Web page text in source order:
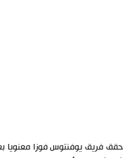
حقق فريق يوفنتوس فوزا معنويا